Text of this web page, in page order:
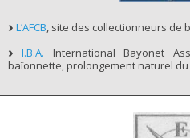
L’AFCB, site des collectionneurs de
I.B.A. International Bayonet
baïonnette, prolongement naturel du